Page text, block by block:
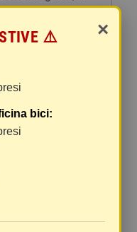
il vostro pacco
postali. I costi
costi di trasporto
i
Non ci è
distinti
per ognuno di
a vostro rischio,
particolare in
×
⚠️
bici: